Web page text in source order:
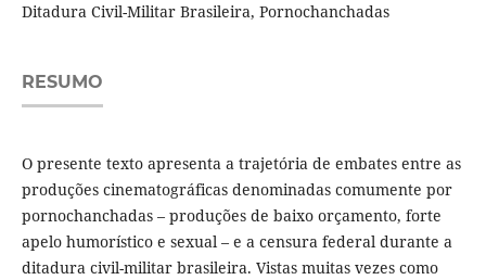
Ditadura Civil-Militar Brasileira, Pornochanchadas
RESUMO
O presente texto apresenta a trajetória de embates entre as
produções cinematográficas denominadas comumente por
pornochanchadas – produções de baixo orçamento, forte
apelo humorístico e sexual – e a censura federal durante a
ditadura civil-militar brasileira. Vistas muitas vezes como